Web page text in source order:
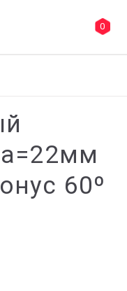
0
60º